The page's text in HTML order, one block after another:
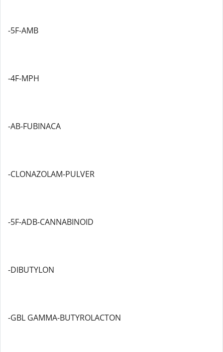
-5F-AMB
-4F-MPH
-AB-FUBINACA
-CLONAZOLAM-PULVER
-5F-ADB-CANNABINOID
-DIBUTYLON
-GBL GAMMA-BUTYROLACTON